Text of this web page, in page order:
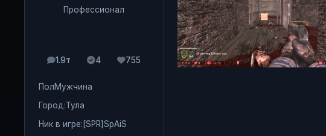
Профессионал
1.9т
сообщения
4
Solutions755
Репутация
ПолМужчина
Город:Тула
Ник в игре: [SPR]SpAiS